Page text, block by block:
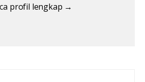
profil lengkap →